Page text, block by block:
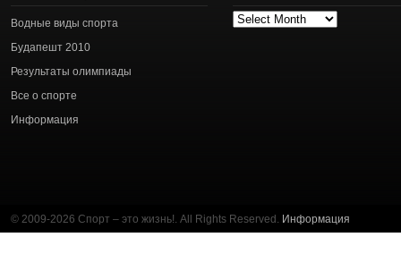
Водные виды спорта
Будапешт 2010
Результаты олимпиады
Все о спорте
Информация
Архив
© 2009-2026 Спорт – это жизнь!. All Rights Reserved. Информация